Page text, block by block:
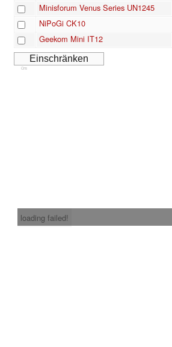
Minisforum Venus Series UN1245
NiPoGi CK10
Geekom Mini IT12
Cns
loading failed!